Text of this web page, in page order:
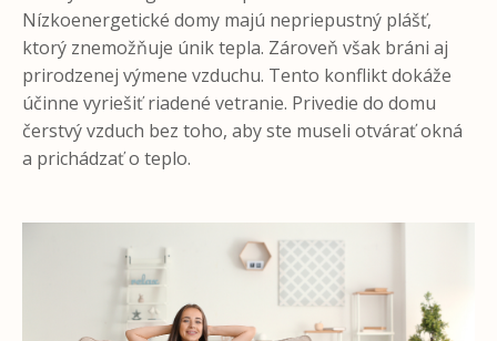
Nízkoenergetické domy majú nepriepustný plášť,
ktorý znemožňuje únik tepla. Zároveň však bráni aj
prirodzenej výmene vzduchu. Tento konflikt dokáže
účinne vyriešiť riadené vetranie. Privedie do domu
čerstvý vzduch bez toho, aby ste museli otvárať okná
a prichádzať o teplo.